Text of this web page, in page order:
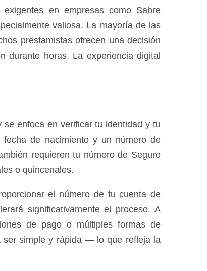
en empresas como Sabre
valiosa. La mayoría de las
prestamistas ofrecen una decisión
durante horas. La experiencia digital
enfoca en verificar tu identidad y tu
de nacimiento y un número de
requieren tu número de Seguro
o quincenales.
el número de tu cuenta de
significativamente el proceso. A
de pago o múltiples formas de
ser simple y rápida — lo que refleja la